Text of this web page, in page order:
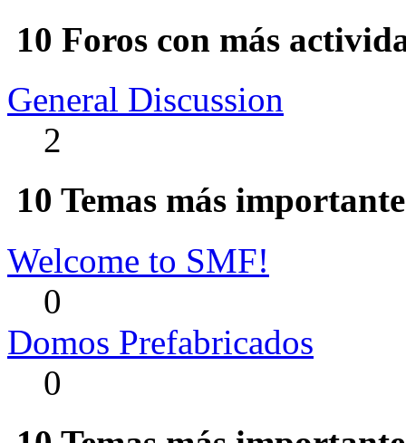
10 Foros con más
General Discussion
2
10 Temas más
Welcome to SMF!
0
Domos Prefabricados
0